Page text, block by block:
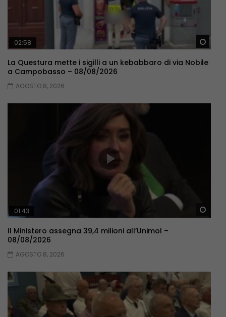
02:58
La Questura mette i sigilli a un kebabbaro di via Nobile
a Campobasso – 08/08/2026
AGOSTO 8, 2026
01:43
Il Ministero assegna 39,4 milioni all’Unimol –
08/08/2026
AGOSTO 8, 2026